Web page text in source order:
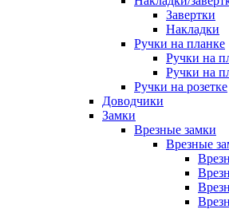
Завертки
Накладки
Ручки на планке
Ручки на
Ручки на
Ручки на розетке
Доводчики
Замки
Врезные замки
Врезные